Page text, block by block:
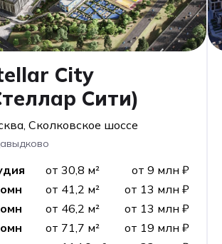
City
Сити)
Сколковское шоссе
от 30,8 м²
от 9 млн ₽
от 41,2 м²
от 13 млн ₽
от 46,2 м²
от 13 млн ₽
от 71,7 м²
от 19 млн ₽